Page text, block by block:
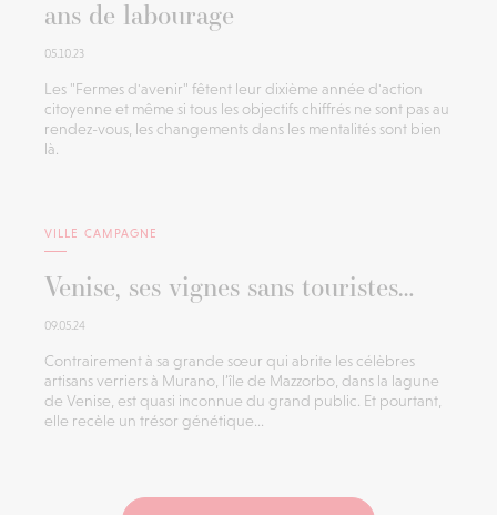
ans de labourage
05.10.23
Les "Fermes d'avenir" fêtent leur dixième année d'action
citoyenne et même si tous les objectifs chiffrés ne sont pas au
rendez-vous, les changements dans les mentalités sont bien
là.
VILLE CAMPAGNE
Venise, ses vignes sans touristes…
09.05.24
Contrairement à sa grande sœur qui abrite les célèbres
artisans verriers à Murano, l’île de Mazzorbo, dans la lagune
de Venise, est quasi inconnue du grand public. Et pourtant,
elle recèle un trésor génétique...